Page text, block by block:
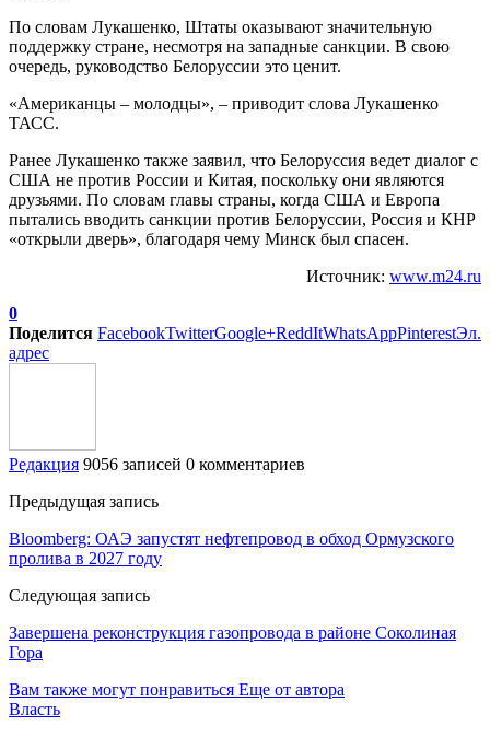
По словам Лукашенко, Штаты оказывают значительную
поддержку стране, несмотря на западные санкции. В свою
очередь, руководство Белоруссии это ценит.
«Американцы – молодцы», – приводит слова Лукашенко
ТАСС.
Ранее Лукашенко также заявил, что Белоруссия ведет диалог с
США не против России и Китая, поскольку они являются
друзьями. По словам главы страны, когда США и Европа
пытались вводить санкции против Белоруссии, Россия и КНР
«открыли дверь», благодаря чему Минск был спасен.
Источник: www.m24.ru
0
Поделится FacebookTwitterGoogle+ReddItWhatsAppPinterestЭл.
адрес
Редакция 9056 записей 0 комментариев
Предыдущая запись
Bloomberg: ОАЭ запустят нефтепровод в обход Ормузского
пролива в 2027 году
Следующая запись
Завершена реконструкция газопровода в районе Соколиная
Гора
Вам также могут понравиться Еще от автора
Власть